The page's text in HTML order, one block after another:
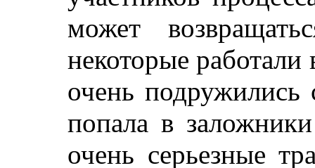
может
некоторые
очень
попала в
очень серьезные